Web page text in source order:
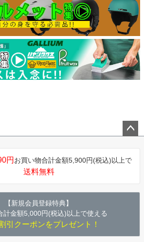
ップ
円 お買い物合計金額5,900円(税込)以上で
送料無料
【新規会員登録特典】
計金額5,000円(税込)以上で使える
引クーポンをプレゼント！